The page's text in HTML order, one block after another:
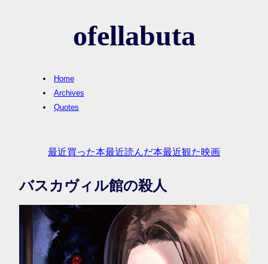
ofellabuta
Home
Archives
Quotes
最近買った本最近読んだ本最近観た映画
バスカヴィル館の殺人